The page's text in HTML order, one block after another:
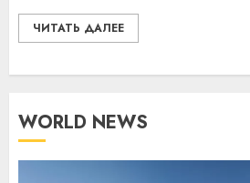
ЧИТАТЬ ДАЛЕЕ
WORLD NEWS